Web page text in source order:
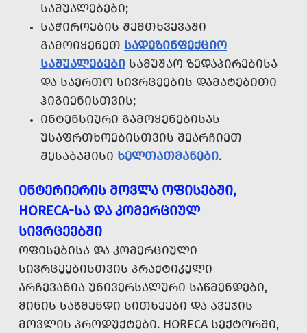
ᲡᲐᲨᲣᲐᲚᲔᲑᲔᲑᲘ;
ᲡᲐᲭᲘᲠᲝᲔᲑᲘᲡ ᲨᲔᲛᲗᲮᲕᲔᲕᲐᲨᲘ
ᲒᲐᲛᲝᲘᲧᲔᲜᲔᲗ ᲡᲐᲓᲔᲖᲘᲜᲤᲔᲥᲪᲘᲝ
ᲡᲐᲨᲣᲐᲚᲔᲑᲔᲑᲘ ᲡᲐᲛᲣᲨᲐᲝ ᲖᲔᲓᲐᲞᲘᲠᲔᲑᲘᲡᲐ
ᲓᲐ ᲡᲐᲔᲠᲗᲝ ᲡᲘᲕᲠᲪᲔᲔᲑᲘᲡ ᲓᲐᲛᲐᲢᲔᲑᲘᲗᲘ
ᲰᲘᲒᲘᲔᲜᲘᲡᲗᲕᲘᲡ;
ᲘᲜᲢᲔᲜᲡᲘᲣᲠᲘ ᲒᲐᲛᲝᲧᲔᲜᲔᲑᲘᲡᲐᲡ
ᲣᲡᲐᲤᲠᲗᲮᲝᲔᲑᲘᲡᲗᲕᲘᲡ ᲨᲔᲐᲠᲩᲘᲔᲗ
ᲨᲔᲡᲐᲑᲐᲛᲘᲡᲘ ᲮᲔᲚᲗᲐᲗᲛᲐᲜᲔᲑᲘ.
ᲘᲜᲢᲔᲠᲘᲔᲠᲘᲡ ᲛᲝᲕᲚᲐ ᲝᲤᲘᲡᲔᲑᲨᲘ,
HORECA-ᲡᲐ ᲓᲐ ᲙᲝᲛᲔᲠᲪᲘᲣᲚ
ᲡᲘᲕᲠᲪᲔᲔᲑᲨᲘ
ᲝᲤᲘᲡᲔᲑᲘᲡᲐ ᲓᲐ ᲙᲝᲛᲔᲠᲪᲘᲣᲚᲘ
ᲡᲘᲕᲠᲪᲔᲔᲑᲘᲡᲗᲕᲘᲡ ᲞᲠᲐᲥᲢᲘᲙᲣᲚᲘ
ᲐᲠᲩᲔᲕᲐᲜᲘᲐ ᲣᲜᲘᲕᲔᲠᲡᲐᲚᲣᲠᲘ ᲡᲐᲬᲛᲔᲜᲓᲔᲑᲘ,
ᲛᲘᲜᲘᲡ ᲡᲐᲬᲛᲔᲜᲓᲘ ᲡᲘᲗᲮᲔᲔᲑᲘ ᲓᲐ ᲐᲕᲔᲯᲘᲡ
ᲛᲝᲕᲚᲘᲡ ᲞᲠᲝᲓᲣᲥᲢᲔᲑᲘ. HORECA ᲡᲔᲥᲢᲝᲠᲨᲘ,